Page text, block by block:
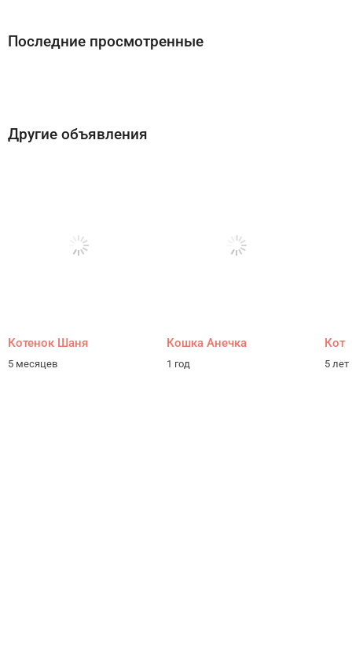
Последние просмотренные
Другие объявления
Котенок Шаня
5 месяцев
Кошка Анечка
1 год
Кот
5 лет